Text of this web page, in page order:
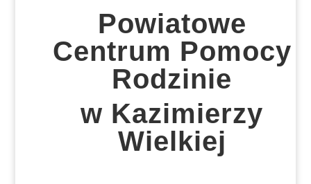
Powiatowe
Centrum Pomocy
Rodzinie
w Kazimierzy
Wielkiej